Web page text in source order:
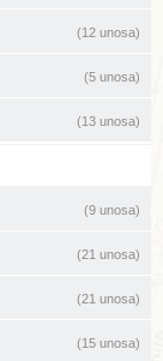
(12 unosa)
(5 unosa)
(13 unosa)
(9 unosa)
(21 unosa)
(21 unosa)
(15 unosa)